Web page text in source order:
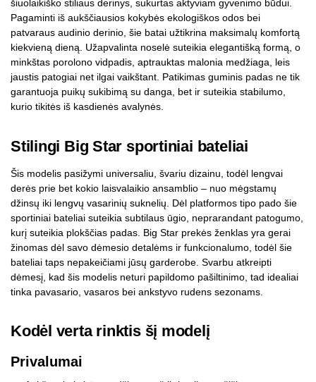
šiuolaikiško stiliaus derinys, sukurtas aktyviam gyvenimo būdui.
Pagaminti iš aukščiausios kokybės ekologiškos odos bei
patvaraus audinio derinio, šie batai užtikrina maksimalų komfortą
kiekvieną dieną. Užapvalinta noselė suteikia elegantišką formą, o
minkštas porolono vidpadis, aptrauktas malonia medžiaga, leis
jaustis patogiai net ilgai vaikštant. Patikimas guminis padas ne tik
garantuoja puikų sukibimą su danga, bet ir suteikia stabilumo,
kurio tikitės iš kasdienės avalynės.
Stilingi Big Star sportiniai bateliai
Šis modelis pasižymi universaliu, švariu dizainu, todėl lengvai
derės prie bet kokio laisvalaikio ansamblio – nuo mėgstamų
džinsų iki lengvų vasarinių suknelių. Dėl platformos tipo pado šie
sportiniai bateliai suteikia subtilaus ūgio, neprarandant patogumo,
kurį suteikia plokščias padas. Big Star prekės ženklas yra gerai
žinomas dėl savo dėmesio detalėms ir funkcionalumo, todėl šie
bateliai taps nepakeičiami jūsų garderobe. Svarbu atkreipti
dėmesį, kad šis modelis neturi papildomo pašiltinimo, tad idealiai
tinka pavasario, vasaros bei ankstyvo rudens sezonams.
Kodėl verta rinktis šį modelį
Privalumai